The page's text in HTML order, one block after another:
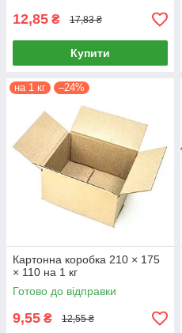
12,85 ₴ 17,83 ₴
Купити
на 1 кг –24%
Картонна коробка 210 × 175
× 110 на 1 кг
Готово до відправки
9,55 ₴ 12,55 ₴